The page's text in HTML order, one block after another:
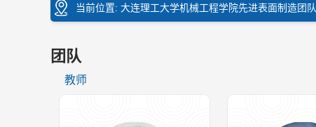
当前位置: 大连理工大学机械工程学院先进表面制造团队
团队
教师